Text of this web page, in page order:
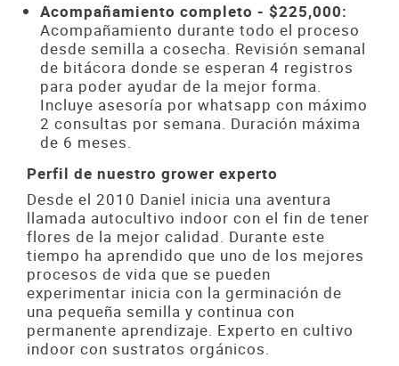
Acompañamiento completo - $225,000:
Acompañamiento durante todo el proceso
desde semilla a cosecha. Revisión semanal
de bitácora donde se esperan 4 registros
para poder ayudar de la mejor forma.
Incluye asesoría por whatsapp con máximo
2 consultas por semana. Duración máxima
de 6 meses.
Perfil de nuestro grower experto
Desde el 2010 Daniel inicia una aventura
llamada autocultivo indoor con el fin de tener
flores de la mejor calidad. Durante este
tiempo ha aprendido que uno de los mejores
procesos de vida que se pueden
experimentar inicia con la germinación de
una pequeña semilla y continua con
permanente aprendizaje. Experto en cultivo
indoor con sustratos orgánicos.